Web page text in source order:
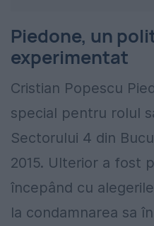
Piedone, un
experimentat
Cristian Popescu
special pentru rolul
Sectorului 4 din
2015. Ulterior a fost
începând cu
la condamnarea sa